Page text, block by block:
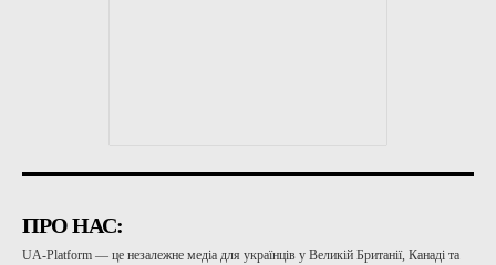
ПРО НАС:
UA-Platform — це незалежне медіа для українців у Великій Британії, Канаді та